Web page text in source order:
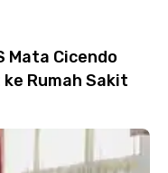
Mata Cicendo
Rumah Sakit